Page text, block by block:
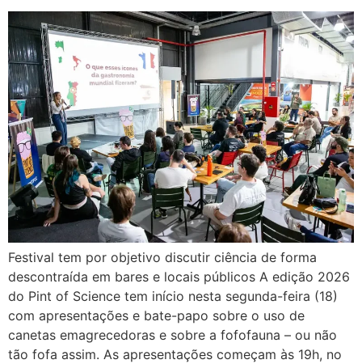
Festival tem por objetivo discutir ciência de forma
descontraída em bares e locais públicos A edição 2026
do Pint of Science tem início nesta segunda-feira (18)
com apresentações e bate-papo sobre o uso de
canetas emagrecedoras e sobre a fofofauna – ou não
tão fofa assim. As apresentações começam às 19h, no